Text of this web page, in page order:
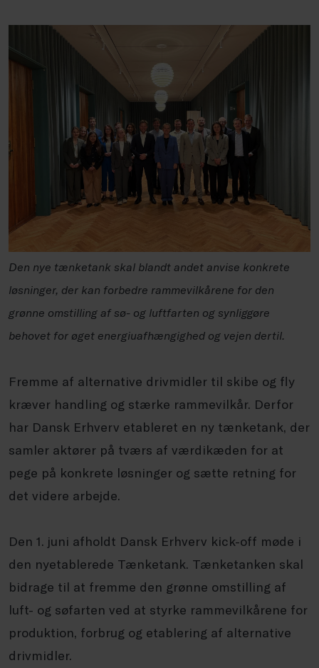
Den nye tænketank skal blandt andet anvise konkrete
løsninger, der kan forbedre rammevilkårene for den
grønne omstilling af sø- og luftfarten og synliggøre
behovet for øget energiuafhængighed og vejen dertil.
Fremme af alternative drivmidler til skibe og fly
kræver handling og stærke rammevilkår. Derfor
har Dansk Erhverv etableret en ny tænketank, der
samler aktører på tværs af værdikæden for at
pege på konkrete løsninger og sætte retning for
det videre arbejde.
Den 1. juni afholdt Dansk Erhverv kick-off møde i
den nyetablerede Tænketank. Tænketanken skal
bidrage til at fremme den grønne omstilling af
luft- og søfarten ved at styrke rammevilkårene for
produktion, forbrug og etablering af alternative
drivmidler.